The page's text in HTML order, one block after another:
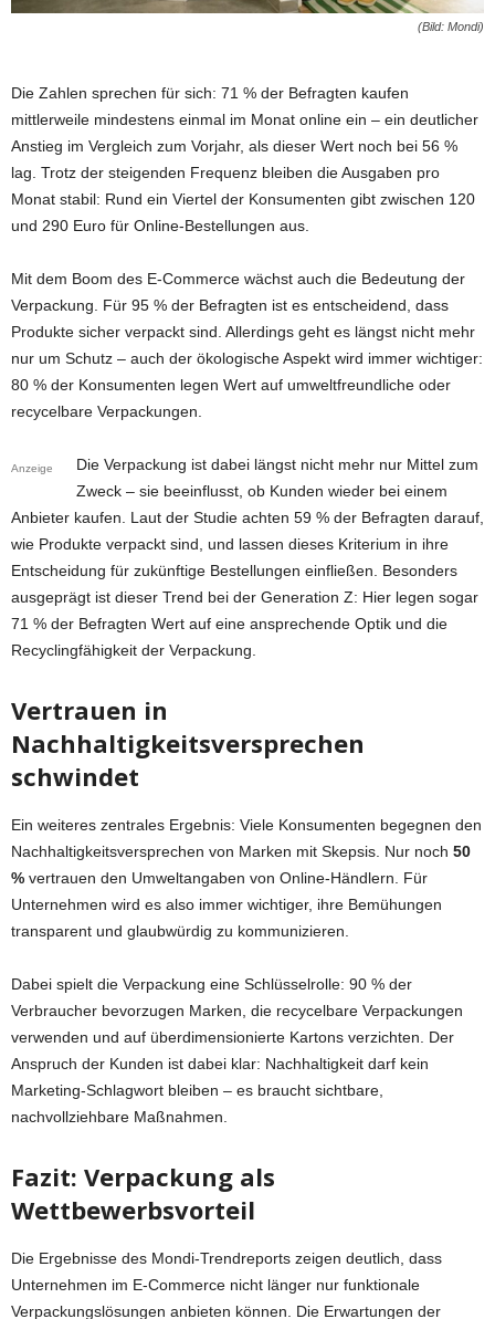
(Bild: Mondi)
Die Zahlen sprechen für sich: 71 % der Befragten kaufen
mittlerweile mindestens einmal im Monat online ein – ein deutlicher
Anstieg im Vergleich zum Vorjahr, als dieser Wert noch bei 56 %
lag. Trotz der steigenden Frequenz bleiben die Ausgaben pro
Monat stabil: Rund ein Viertel der Konsumenten gibt zwischen 120
und 290 Euro für Online-Bestellungen aus.
Mit dem Boom des E-Commerce wächst auch die Bedeutung der
Verpackung. Für 95 % der Befragten ist es entscheidend, dass
Produkte sicher verpackt sind. Allerdings geht es längst nicht mehr
nur um Schutz – auch der ökologische Aspekt wird immer wichtiger:
80 % der Konsumenten legen Wert auf umweltfreundliche oder
recycelbare Verpackungen.
Anzeige
Die Verpackung ist dabei längst nicht mehr nur Mittel zum
Zweck – sie beeinflusst, ob Kunden wieder bei einem
Anbieter kaufen. Laut der Studie achten 59 % der Befragten darauf,
wie Produkte verpackt sind, und lassen dieses Kriterium in ihre
Entscheidung für zukünftige Bestellungen einfließen. Besonders
ausgeprägt ist dieser Trend bei der Generation Z: Hier legen sogar
71 % der Befragten Wert auf eine ansprechende Optik und die
Recyclingfähigkeit der Verpackung.
Vertrauen in
Nachhaltigkeitsversprechen
schwindet
Ein weiteres zentrales Ergebnis: Viele Konsumenten begegnen den
Nachhaltigkeitsversprechen von Marken mit Skepsis. Nur noch 50
% vertrauen den Umweltangaben von Online-Händlern. Für
Unternehmen wird es also immer wichtiger, ihre Bemühungen
transparent und glaubwürdig zu kommunizieren.
Dabei spielt die Verpackung eine Schlüsselrolle: 90 % der
Verbraucher bevorzugen Marken, die recycelbare Verpackungen
verwenden und auf überdimensionierte Kartons verzichten. Der
Anspruch der Kunden ist dabei klar: Nachhaltigkeit darf kein
Marketing-Schlagwort bleiben – es braucht sichtbare,
nachvollziehbare Maßnahmen.
Fazit: Verpackung als
Wettbewerbsvorteil
Die Ergebnisse des Mondi-Trendreports zeigen deutlich, dass
Unternehmen im E-Commerce nicht länger nur funktionale
Verpackungslösungen anbieten können. Die Erwartungen der